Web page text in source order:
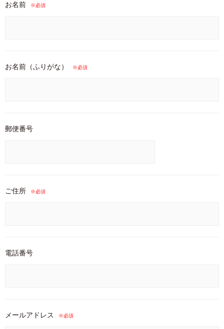
お名前 ※必須
お名前（ふりがな） ※必須
郵便番号
ご住所 ※必須
電話番号
メールアドレス ※必須